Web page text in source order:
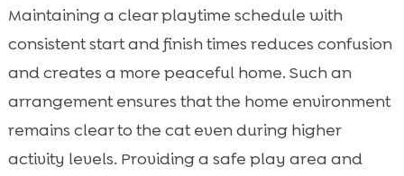
Maintaining a clear playtime schedule with
consistent start and finish times reduces confusion
and creates a more peaceful home. Such an
arrangement ensures that the home environment
remains clear to the cat even during higher
activity levels. Providing a safe play area and